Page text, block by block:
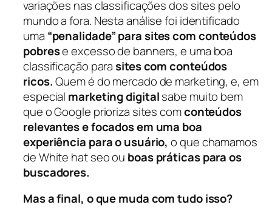
variações nas classificações dos sites pelo
mundo a fora. Nesta análise foi identificado
uma “penalidade” para sites com conteúdos
pobrese excesso de banners, e uma boa
classificação parasites com conteúdos
ricos.Quem é do mercado de marketing, e, em
especial marketing digitalsabe muito bem
que o Google prioriza sites comconteúdos
relevantes e focados em uma boa
experiência para o usuário, o que chamamos
de White hat seo ou boas práticas para os
buscadores.
Mas a final, o que muda com tudo isso?